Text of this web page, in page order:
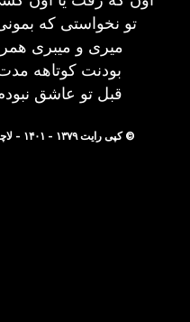
تو نخواستی که
میری و میبری
بودنت کوتاهه
قبل تو عاشق
© کپی رایت ۱۳۷۹ - ۱۴۰۱ - لاچینی میدیا - کلیه حقوق محفوظ است